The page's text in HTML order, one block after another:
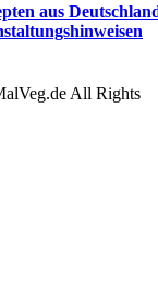
aus
All Rights